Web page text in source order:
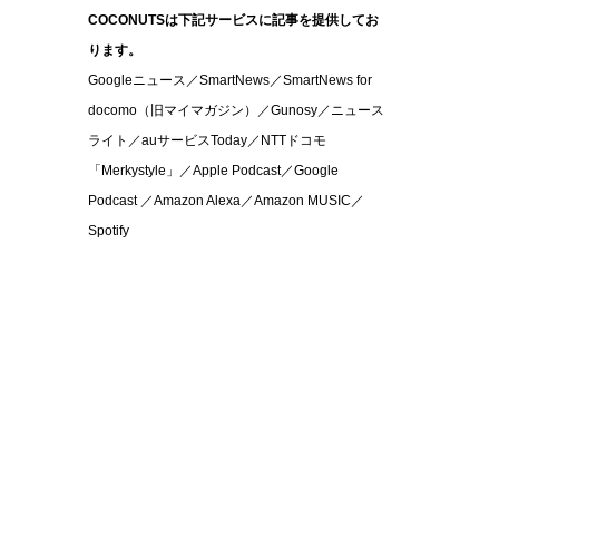
COCONUTSは下記サービスに記事を提供してお
ります。
Googleニュース／SmartNews／SmartNews for
docomo（旧マイマガジン）／Gunosy／ニュース
ライト／auサービスToday／NTTドコモ
「Merkystyle」／Apple Podcast／Google
Podcast ／Amazon Alexa／Amazon MUSIC／
Spotify